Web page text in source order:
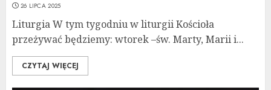
26 LIPCA 2025
Liturgia W tym tygodniu w liturgii Kościoła
przeżywać będziemy: wtorek –św. Marty, Marii i...
CZYTAJ WIĘCEJ